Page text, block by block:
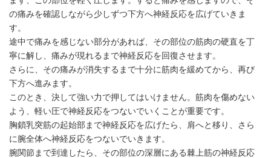
の痛みを確認しながら少しずつ下方へ神経反応を広げていきま
す。
途中で痛みを感じない部分があれば、その部位の筋肉の硬直を丁
寧に解し、痛みが現れるまで神経反応を回復させます。
さらに、その痛みが消失するまで十分に筋肉を緩めてから、再び
下方へ進みます。
このとき、決して強い力で押してはいけません。筋肉を傷めない
よう、軽い圧で神経反応をつないでいくことが重要です。
胸鎖乳突筋の起始部まで神経反応を広げたら、肩へと移り、さら
に腕全体へ神経反応をつないでいきます。
腕関節まで到達したら、その部位の深層にある棘上筋の神経反応